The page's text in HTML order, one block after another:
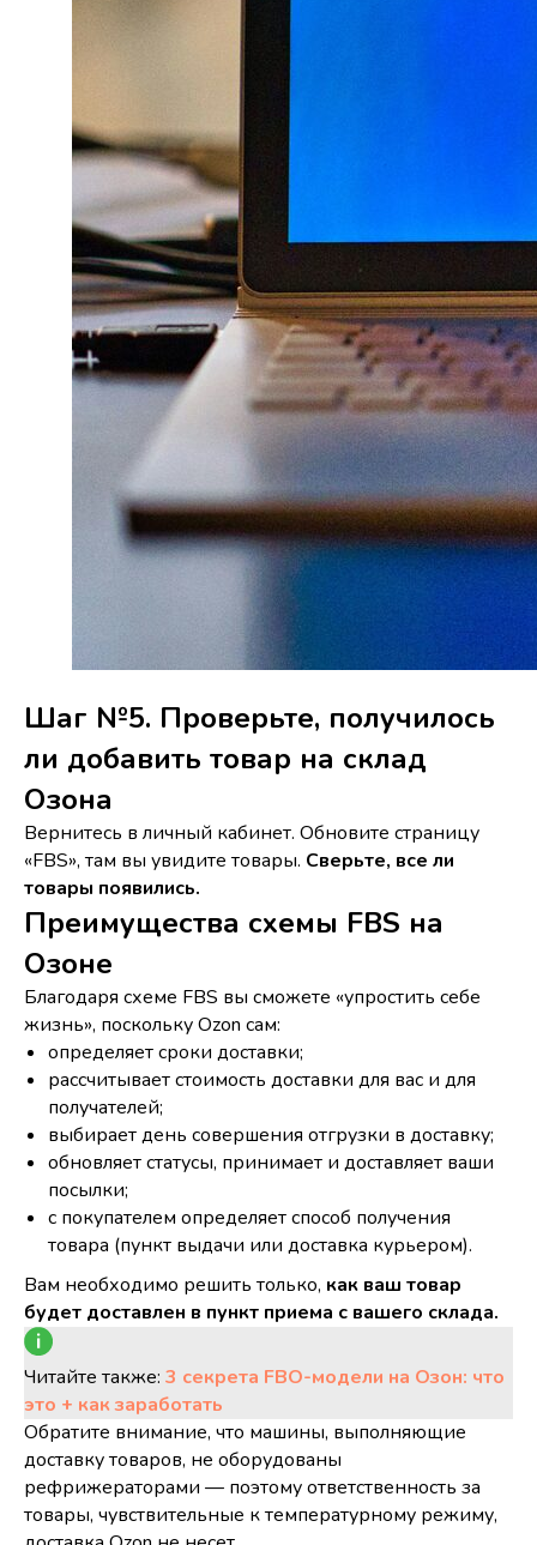
Шаг №5. Проверьте, получилось
ли добавить товар на склад
Озона
Вернитесь в личный кабинет. Обновите страницу
«FBS», там вы увидите товары. Сверьте, все ли
товары появились.
Преимущества схемы FBS на
Озоне
Благодаря схеме FBS вы сможете «упростить себе
жизнь», поскольку Ozon сам:
определяет сроки доставки;
рассчитывает стоимость доставки для вас и для
получателей;
выбирает день совершения отгрузки в доставку;
обновляет статусы, принимает и доставляет ваши
посылки;
с покупателем определяет способ получения
товара (пункт выдачи или доставка курьером).
Вам необходимо решить только, как ваш товар
будет доставлен в пункт приема с вашего склада.
Читайте также: 3 секрета FBO-модели на Озон: что
это + как заработать
Обратите внимание, что машины, выполняющие
доставку товаров, не оборудованы
рефрижераторами — поэтому ответственность за
товары, чувствительные к температурному режиму,